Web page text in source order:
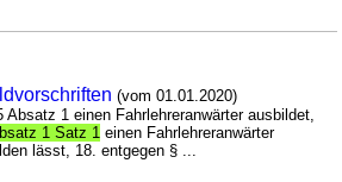
(vom 01.01.2020)
Absatz 1 einen Fahrlehreranwärter ausbildet,
1 Satz 1 einen Fahrlehreranwärter
lässt, 18. entgegen § ...